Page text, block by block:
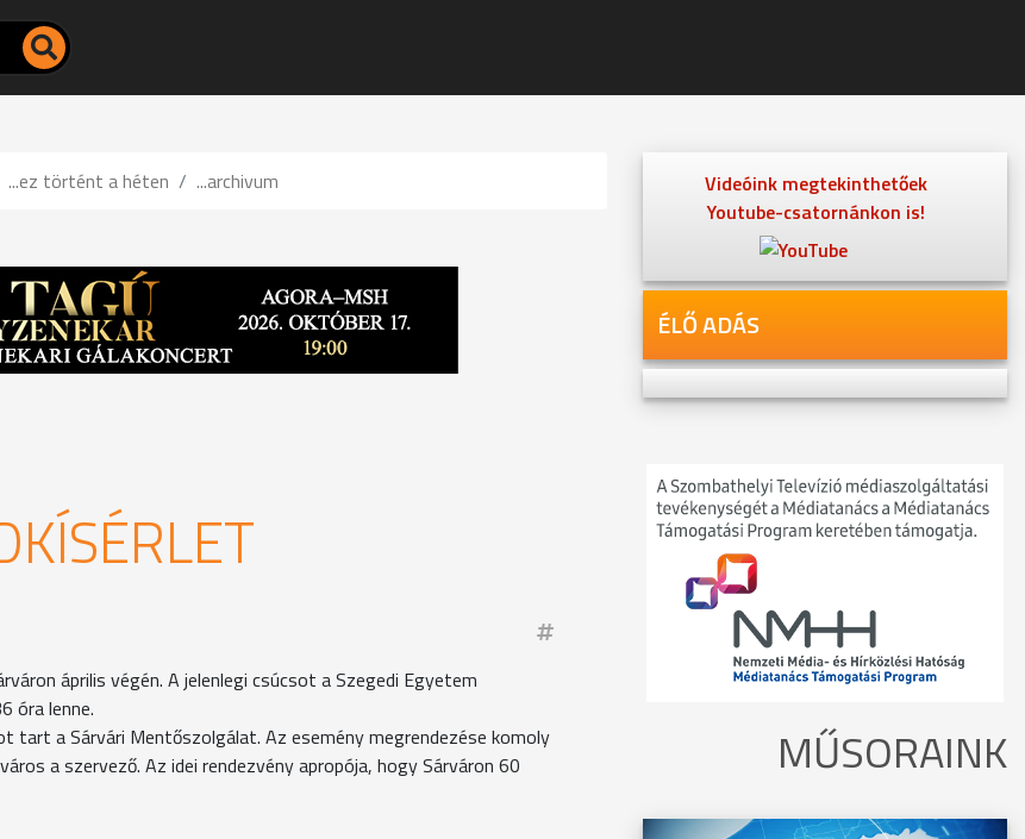
...ez történt a héten ...archivum
április végén. A jelenlegi csúcsot a Szegedi Egyetem
óra lenne.
a Sárvári Mentőszolgálat. Az esemény megrendezése komoly
a szervező. Az idei rendezvény apropója, hogy Sárváron 60
Videóink megtekinthetőek
Youtube-csatornánkon is!
ÉLŐ ADÁS
MŰSORAINK